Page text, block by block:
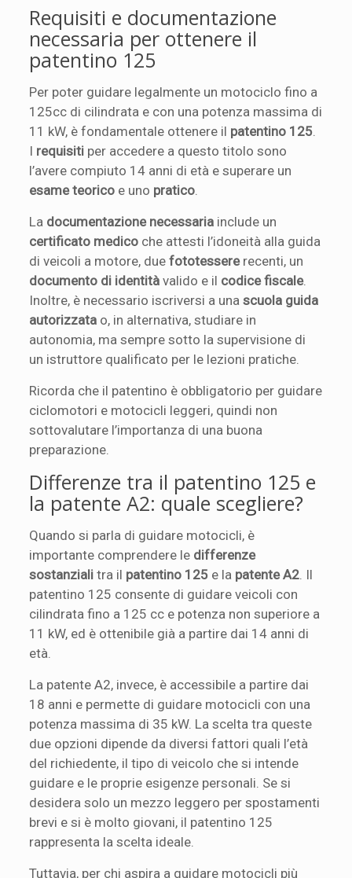
Requisiti e documentazione
necessaria per ottenere il
patentino 125
Per poter guidare legalmente un motociclo fino a
125cc di cilindrata e con una potenza massima di
11 kW, è fondamentale ottenere il patentino 125
I requisiti per accedere a questo titolo sono
l’avere compiuto 14 anni di età e superare un
esame teorico e uno pratico
La documentazione necessaria include un
certificato medico che attesti l’idoneità alla guida
di veicoli a motore, duefototessererecenti, un
documento di identità valido e il codice fiscale.
Inoltre, è necessario iscriversi a unascuola guida
autorizzata o, in alternativa, studiare in
autonomia, ma sempre sotto la supervisione di
un istruttore qualificato per le lezioni pratiche.
Ricorda che il patentino è obbligatorio per guidare
ciclomotori e motocicli leggeri, quindi non
sottovalutare l’importanza di una buona
preparazione.
Differenze tra il patentino 125 e
la patente A2: quale scegliere?
Quando si parla di guidare motocicli, è
importante comprendere le differenze
sostanziali tra il patentino 125 e la patente A2 . Il
patentino 125 consente di guidare veicoli con
cilindrata fino a 125 cc e potenza non superiore a
11 kW, ed è ottenibile già a partire dai 14 anni di
età.
La patente A2, invece, è accessibile a partire dai
18 anni e permette di guidare motocicli con una
potenza massima di 35 kW. La scelta tra queste
due opzioni dipende da diversi fattori quali l’età
del richiedente, il tipo di veicolo che si intende
guidare e le proprie esigenze personali. Se si
desidera solo un mezzo leggero per spostamenti
brevi e si è molto giovani, il patentino 125
rappresenta la scelta ideale.
Tuttavia, per chi aspira a guidare motocicli più